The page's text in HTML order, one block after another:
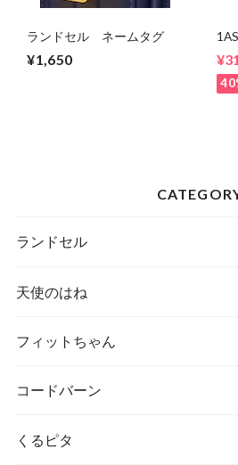
ランドセル ネームタグ
¥1,650
マ
ランドセル
天使のはね
フィットちゃん
コードバーン
くるピタ